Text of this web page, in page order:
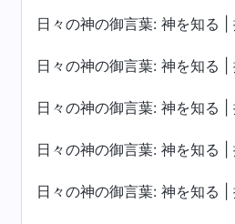
日々の神の御言葉: 神を知る |
日々の神の御言葉: 神を知る |
日々の神の御言葉: 神を知る |
日々の神の御言葉: 神を知る |
日々の神の御言葉: 神を知る |